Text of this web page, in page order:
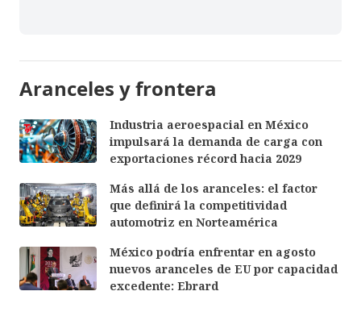
Aranceles y frontera
Industria aeroespacial en México
impulsará la demanda de carga con
exportaciones récord hacia 2029
Más allá de los aranceles: el factor
que definirá la competitividad
automotriz en Norteamérica
México podría enfrentar en agosto
nuevos aranceles de EU por capacidad
excedente: Ebrard